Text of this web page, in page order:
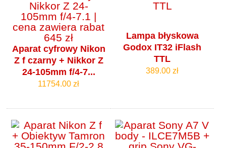
Aparat cyfrowy Nikon
Z f czarny + Nikkor Z
24-105mm f/4‑7...
11754.00 zł
Lampa błyskowa
Godox IT32 iFlash
TTL
389.00 zł